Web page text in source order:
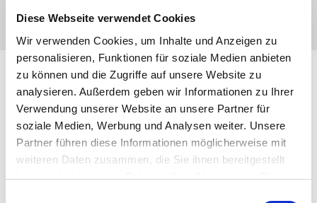
Diese Webseite verwendet Cookies
Wir verwenden Cookies, um Inhalte und Anzeigen zu
personalisieren, Funktionen für soziale Medien anbieten
zu können und die Zugriffe auf unsere Website zu
analysieren. Außerdem geben wir Informationen zu Ihrer
Verwendung unserer Website an unsere Partner für
soziale Medien, Werbung und Analysen weiter. Unsere
Partner führen diese Informationen möglicherweise mit
weiteren Daten zusammen, die Sie ihnen bereitgestellt
haben oder die sie im Rahmen Ihrer Nutzung der Dienste